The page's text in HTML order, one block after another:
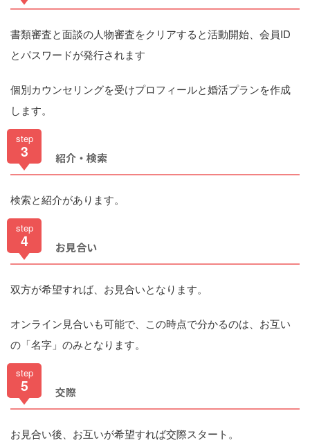
書類審査と面談の人物審査をクリアすると活動開始、会員ID
とパスワードが発行されます
個別カウンセリングを受けプロフィールと婚活プランを作成
します。
step
3 紹介・検索
検索と紹介があります。
step
4 お見合い
双方が希望すれば、お見合いとなります。
オンライン見合いも可能で、この時点で分かるのは、お互い
の「名字」のみとなります。
step
5 交際
お見合い後、お互いが希望すれば交際スタート。